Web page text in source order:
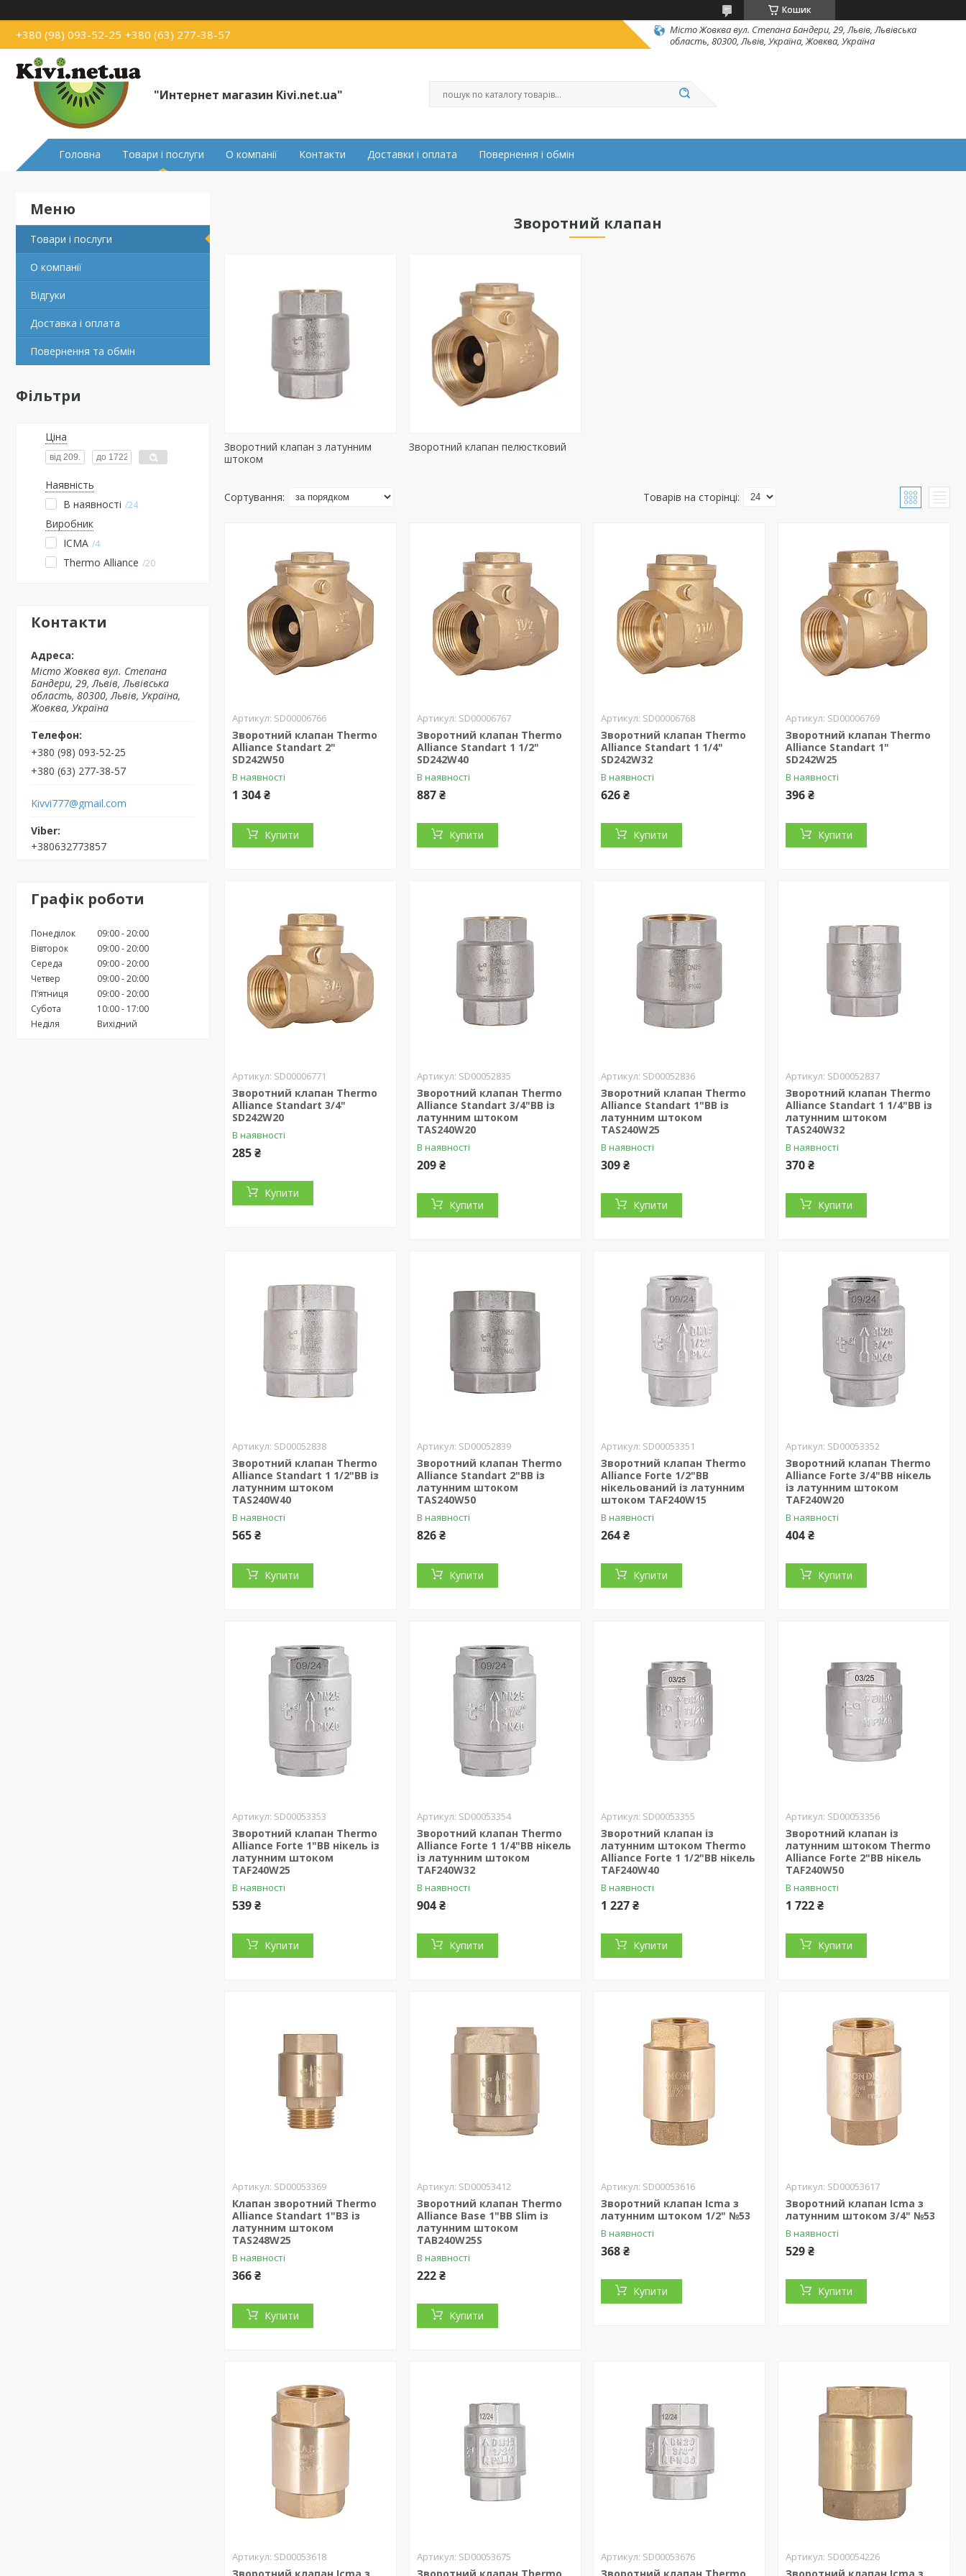
Кошик
+380 (98) 093-52-25 +380 (63) 277-38-57
Місто Жовква вул. Степана Бандери, 29, Львів, Львівська
область, 80300, Львів, Україна, Жовква, Україна
"Интернет магазин Kivi.net.ua"
Головна Товари і послуги О компанії Контакти Доставки і оплата Повернення і обмін
Товари і послуги
О компанії
Відгуки
Доставка і оплата
Повернення та обмін
Фільтри
Ціна
Наявність
В наявності 24
Виробник
ICMA 4
Thermo Alliance 20
Контакти
Місто Жовква вул. Степана
Бандери, 29, Львів, Львівська
область, 80300, Львів, Україна,
Жовква, Україна
+380 (98) 093-52-25
+380 (63) 277-38-57
Kivvi777@gmail.com
+380632773857
Графік роботи
Понеділок 09:00 20:00
Вівторок
09:00 20:00
Середа
09:00 20:00
Четвер
09:00 20:00
Пʼятниця
09:00 20:00
Субота
10:00
17:00
Неділя
Вихідний
Зворотний клапан
Зворотний клапан з латунним
штоком
Зворотний клапан пелюстковий
SD00006766
Зворотний клапан Thermo
Alliance Standart 2"
SD242W50
В наявності
1 304 ₴
Купити
SD00006767
Зворотний клапан Thermo
Alliance Standart 1 1/2"
SD242W40
В наявності
887 ₴
Купити
SD00006768
Зворотний клапан Thermo
Alliance Standart 1 1/4"
SD242W32
В наявності
626 ₴
Купити
SD00006769
Зворотний клапан Thermo
Alliance Standart 1"
SD242W25
В наявності
396 ₴
Купити
SD00006771
Зворотний клапан Thermo
Alliance Standart 3/4"
SD242W20
В наявності
285 ₴
Купити
SD00052835
Зворотний клапан Thermo
Alliance Standart 3/4"ВВ із
латунним штоком
TAS240W20
В наявності
209 ₴
Купити
SD00052836
Зворотний клапан Thermo
Alliance Standart 1"ВВ із
латунним штоком
TAS240W25
В наявності
309 ₴
Купити
SD00052837
Зворотний клапан Thermo
Alliance Standart 1 1/4"ВВ із
латунним штоком
TAS240W32
В наявності
370 ₴
Купити
SD00052838
Зворотний клапан Thermo
Alliance Standart 1 1/2"ВВ із
латунним штоком
TAS240W40
В наявності
565 ₴
Купити
SD00052839
Зворотний клапан Thermo
Alliance Standart 2"ВВ із
латунним штоком
TAS240W50
В наявності
826 ₴
Купити
SD00053351
Зворотний клапан Thermo
Alliance Forte 1/2"ВВ
нікельований із латунним
штоком TAF240W15
В наявності
264 ₴
Купити
SD00053352
Зворотний клапан Thermo
Alliance Forte 3/4"ВВ нікель
із латунним штоком
TAF240W20
В наявності
404 ₴
Купити
SD00053353
Зворотний клапан Thermo
Alliance Forte 1"ВВ нікель із
латунним штоком
TAF240W25
В наявності
539 ₴
Купити
SD00053354
Зворотний клапан Thermo
Alliance Forte 1 1/4"ВВ нікель
із латунним штоком
TAF240W32
В наявності
904 ₴
Купити
SD00053355
Зворотний клапан із
латунним штоком Thermo
Alliance Forte 1 1/2"ВВ нікель
TAF240W40
В наявності
1 227 ₴
Купити
SD00053356
Зворотний клапан із
латунним штоком Thermo
Alliance Forte 2"ВВ нікель
TAF240W50
В наявності
1 722 ₴
Купити
SD00053369
Клапан зворотний Thermo
Alliance Standart 1"ВЗ із
латунним штоком
TAS248W25
В наявності
366 ₴
Купити
SD00053412
Зворотний клапан Thermo
Alliance Base 1"ВВ Slim із
латунним штоком
TAB240W25S
В наявності
222 ₴
Купити
SD00053616
Зворотний клапан Icma з
латунним штоком 1/2" №53
В наявності
368 ₴
Купити
SD00053617
Зворотний клапан Icma з
латунним штоком 3/4" №53
В наявності
529 ₴
Купити
SD00053618 SD00053675 SD00053676 SD00054226